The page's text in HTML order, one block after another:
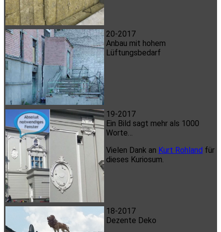
20-2017
Anbau mit hohem
Lüftungsbedarf
19-2017
Ein Bild sagt mehr als 1000
Worte…
Vielen Dank an Kurt Rohland für
dieses Kuriosum.
18-2017
Dezente Deko